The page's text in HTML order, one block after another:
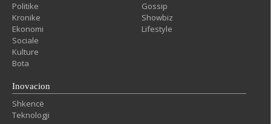
Politike
Kronike
Ekonomi
Sociale
Kulture
Bota
Gossip
Showbiz
Lifestyle
Inovacion
Shkencë
Teknologji